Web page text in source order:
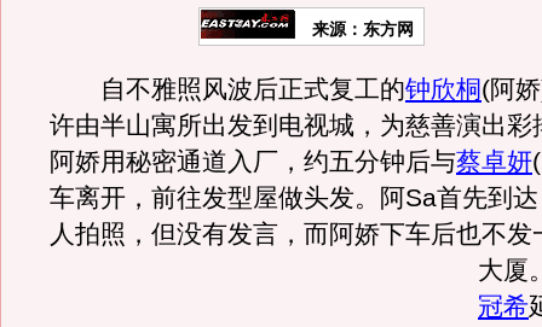
来源：东方网
自不雅照风波后正式复工的钟欣桐(阿
许由半山寓所出发到电视城，为慈善演出彩
阿娇用秘密通道入厂，约五分钟后与蔡卓妍
车离开，前往发型屋做头发。阿Sa首先到
人拍照，但没有发言，而阿娇下车后也不发
大厦
冠希